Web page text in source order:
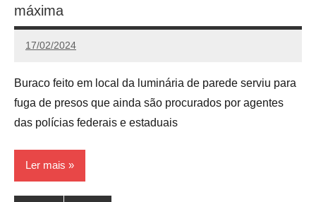
máxima
17/02/2024
Redação
Buraco feito em local da luminária de parede serviu para
fuga de presos que ainda são procurados por agentes
das polícias federais e estaduais
Ler mais